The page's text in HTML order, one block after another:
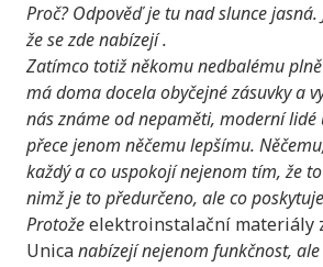
Proč? Odpověď je tu nad slunce jasná.
že se zde nabízejí.
Zatímco totiž někomu nedbalému
má doma docela obyčejné zásuvky a
nás známe od nepaměti, moderní
přece jenom něčemu lepšímu.
každý a co uspokojí nejenom tím, že
nimž je to předurčeno, ale co
Protožeelektroinstalační materiály
Unicanabízejí nejenom funkčnost,